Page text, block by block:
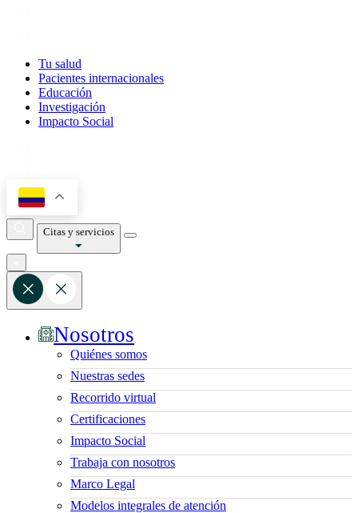
Tu salud
Pacientes internacionales
Educación
Investigación
Impacto Social
Citas y servicios
Nosotros
Quiénes somos
Nuestras sedes
Recorrido virtual
Certificaciones
Impacto Social
Trabaja con nosotros
Marco Legal
Modelos integrales de atención